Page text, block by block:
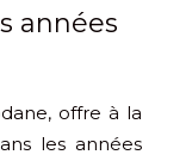
années
offre à la
les années